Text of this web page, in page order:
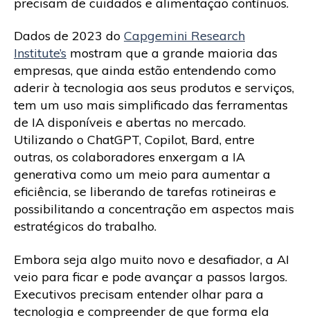
Dados de 2023 do Capgemini Research
Institute’s mostram que a grande maioria das
empresas, que ainda estão entendendo como
aderir à tecnologia aos seus produtos e serviços,
tem um uso mais simplificado das ferramentas
de IA disponíveis e abertas no mercado.
Utilizando o ChatGPT, Copilot, Bard, entre
outras, os colaboradores enxergam a IA
generativa como um meio para aumentar a
eficiência, se liberando de tarefas rotineiras e
possibilitando a concentração em aspectos mais
estratégicos do trabalho.
Embora seja algo muito novo e desafiador, a AI
veio para ficar e pode avançar a passos largos.
Executivos precisam entender olhar para a
tecnologia e compreender de que forma ela